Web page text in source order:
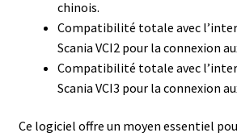
chinois.
Compatibilité totale avec
Scania VCI2 pour la connexion
Compatibilité totale avec
Scania VCI3 pour la connexion
Ce logiciel offre un moyen essentiel